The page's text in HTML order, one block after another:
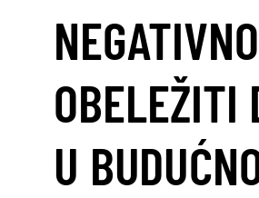
NEGATIVNO
OBELEŽITI
U